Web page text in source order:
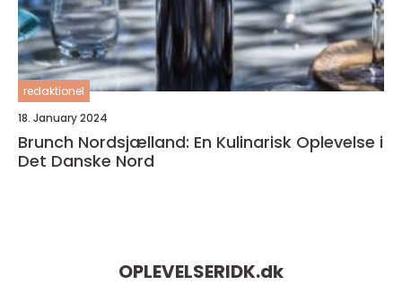
redaktionel
18. January 2024
Brunch Nordsjælland: En Kulinarisk Oplevelse i
Det Danske Nord
OPLEVELSERIDK.dk